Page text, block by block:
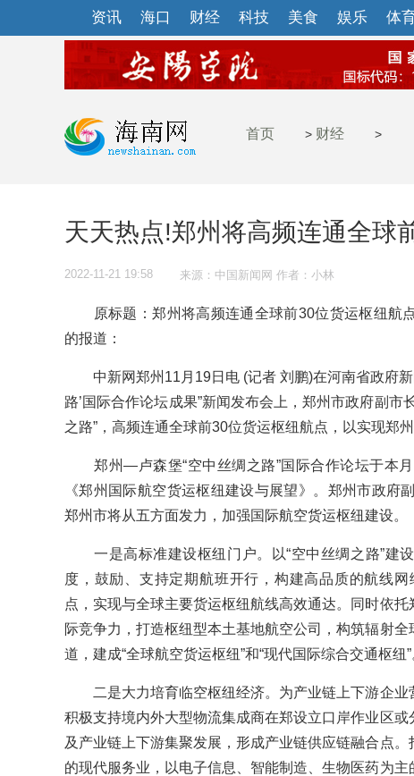
资讯 海口 财经 科技 美食 娱乐 体
首页 > 财经 >
天天热点!郑州将高频连通全球
2022-11-21 19:58 来源：中国新闻网 作者：小林
原标题：郑州将高频连通全球前30位货运枢纽航
的报道：
中新网郑州11月19日电 (记者 刘鹏)在河南省政府新
路’国际合作论坛成果”新闻发布会上，郑州市政府副市
之路”，高频连通全球前30位货运枢纽航点，以实现郑
郑州—卢森堡“空中丝绸之路”国际合作论坛于本月
《郑州国际航空货运枢纽建设与展望》。郑州市政府
郑州市将从五方面发力，加强国际航空货运枢纽建设。
一是高标准建设枢纽门户。以“空中丝绸之路”建
度，鼓励、支持定期航班开行，构建高品质的航线
点，实现与全球主要货运枢纽航线高效通达。同时依
际竞争力，打造枢纽型本土基地航空公司，构筑辐射
道，建成“全球航空货运枢纽”和“现代国际综合交通枢纽”
二是大力培育临空枢纽经济。为产业链上下游企业
积极支持境内外大型物流集成商在郑设立口岸作业区
及产业链上下游集聚发展，形成产业链供应链融合点
的现代服务业，以电子信息、智能制造、生物医药为主